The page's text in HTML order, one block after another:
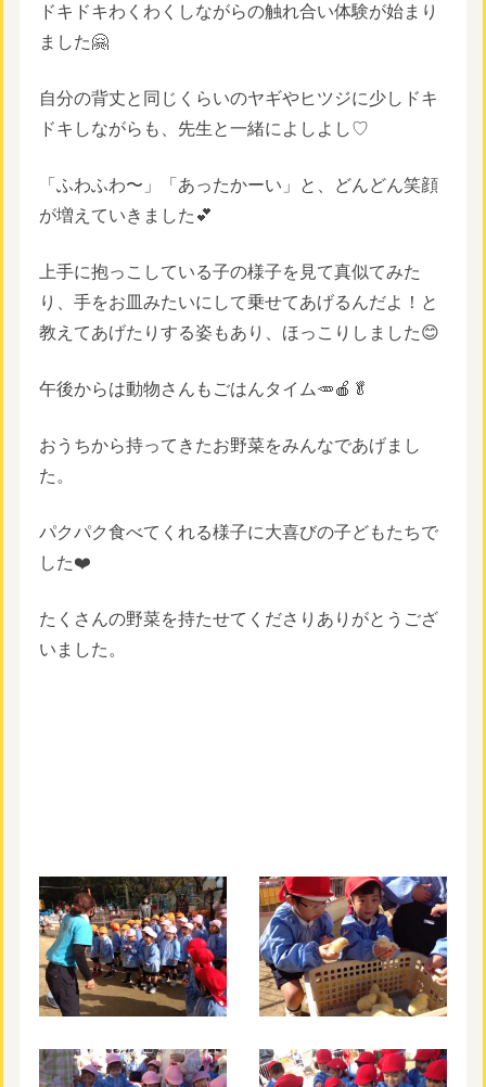
ドキドキわくわくしながらの触れ合い体験が始まり
ました🤗
自分の背丈と同じくらいのヤギやヒツジに少しドキ
ドキしながらも、先生と一緒によしよし♡
「ふわふわ〜」「あったかーい」と、どんどん笑顔
が増えていきました💕
上手に抱っこしている子の様子を見て真似てみた
り、手をお皿みたいにして乗せてあげるんだよ！と
教えてあげたりする姿もあり、ほっこりしました😊
午後からは動物さんもごはんタイム🥕🍎🥬
おうちから持ってきたお野菜をみんなであげまし
た。
パクパク食べてくれる様子に大喜びの子どもたちで
した❤️
たくさんの野菜を持たせてくださりありがとうござ
いました。